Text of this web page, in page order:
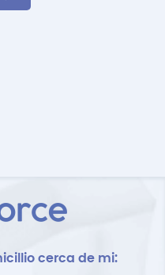
cerca de mi: